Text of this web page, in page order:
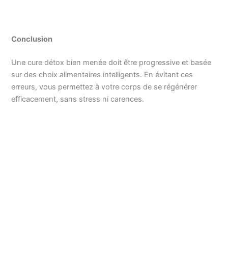
Conclusion
Une cure détox bien menée doit être progressive et basée
sur des choix alimentaires intelligents. En évitant ces
erreurs, vous permettez à votre corps de se régénérer
efficacement, sans stress ni carences.